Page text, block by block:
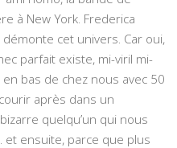
à New York. Frederica
cet univers. Car oui,
parfait existe, mi-viril mi-
bas de chez nous avec 50
après dans un
quelqu’un qui nous
ensuite, parce que plus